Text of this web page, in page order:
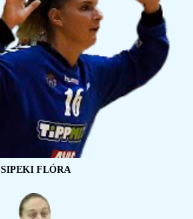
SIPEKI FLÓRA